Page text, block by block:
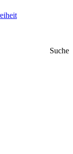
Suche